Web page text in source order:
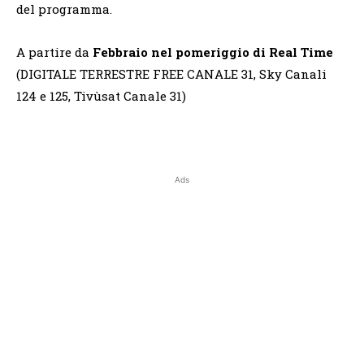
del programma.
A partire da Febbraio nel pomeriggio di Real Time
(DIGITALE TERRESTRE FREE CANALE 31, Sky Canali
124 e 125, Tivùsat Canale 31)
Ads